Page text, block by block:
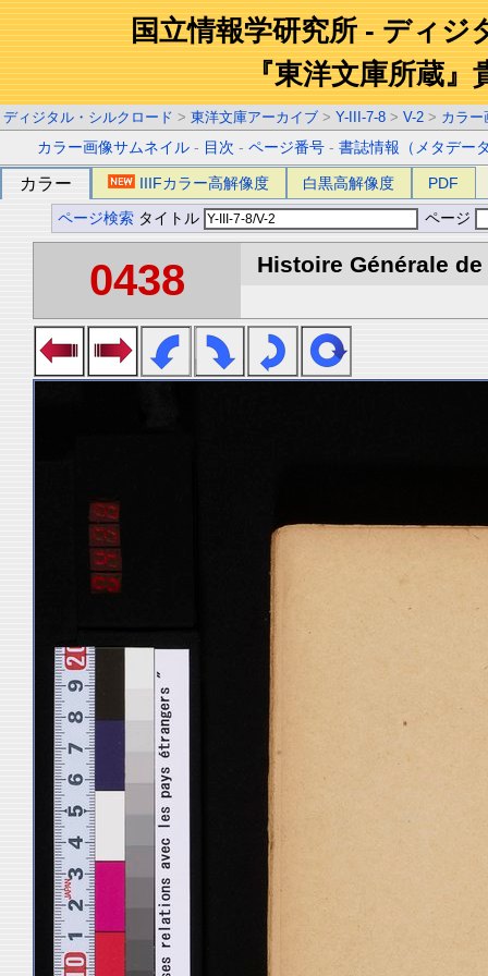
国立情報学研究所 - ディジ
『東洋文庫所蔵』
ディジタル・シルクロード > 東洋文庫アーカイブ > Y-III-7-8 > V-2 > カラー
カラー画像サムネイル - 目次 -ページ番号 -書誌情報（メタデー
カラー IIIFカラー高解像度 白黒高解像度 PDF
ページ検索 タイトル ページ
0438 Histoire Générale